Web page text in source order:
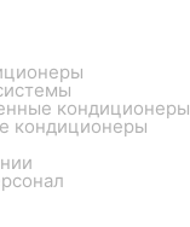
кондиционеры
кондиционеры